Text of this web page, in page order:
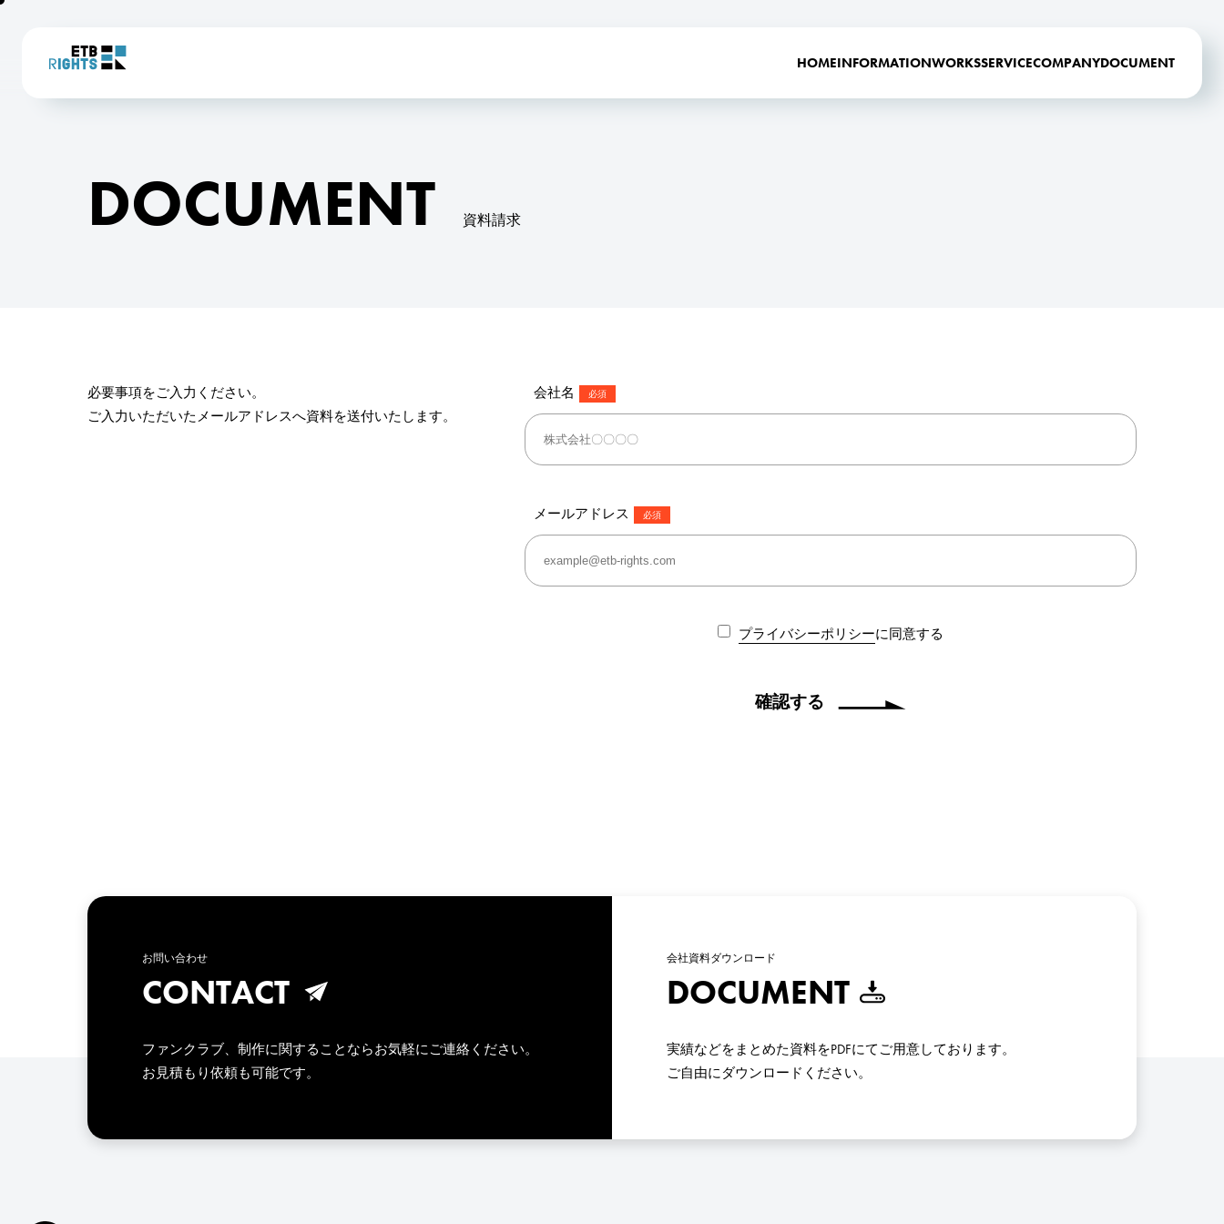
HOMEINFORMATIONWORKSSERVICECOMPANYDOCUMENT
DOCUMENT 資料請求
必要事項をご入力ください。
ご入力いただいたメールアドレスへ資料を送付いたします。
会社名 必須
メールアドレス 必須
プライバシーポリシーに同意する
お問い合わせ
CONTACT
ファンクラブ、制作に関することならお気軽にご連絡ください。
お見積もり依頼も可能です。
会社資料ダウンロード
DOCUMENT
実績などをまとめた資料をPDFにてご用意しております。
ご自由にダウンロードください。